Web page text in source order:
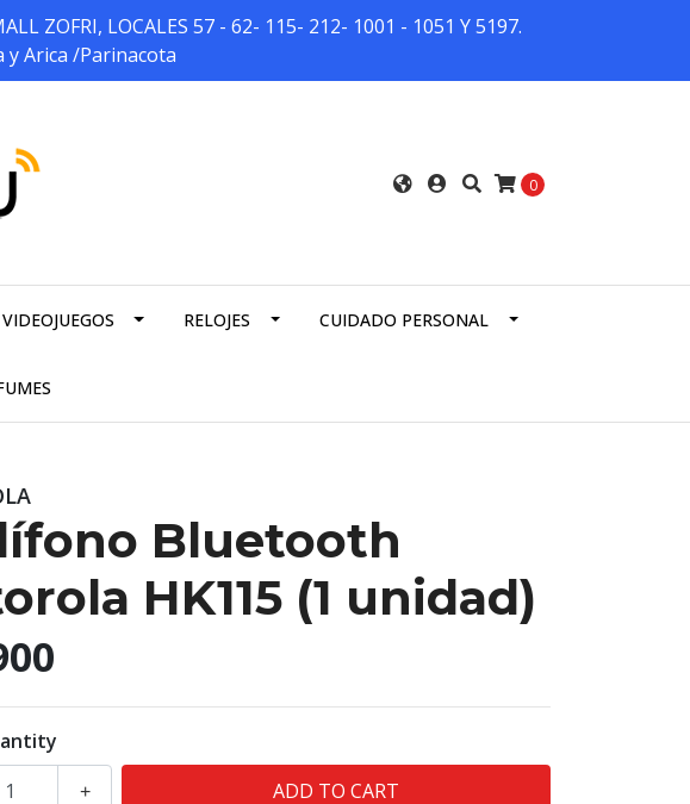
ZOFRI, LOCALES 57 - 62- 115- 212- 1001 - 1051 Y 5197.
y Arica /Parinacota
0
VIDEOJUEGOS RELOJES CUIDADO PERSONAL
Bluetooth
HK115 (1 unidad)
+